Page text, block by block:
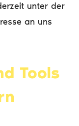
unter der
an uns
Tools